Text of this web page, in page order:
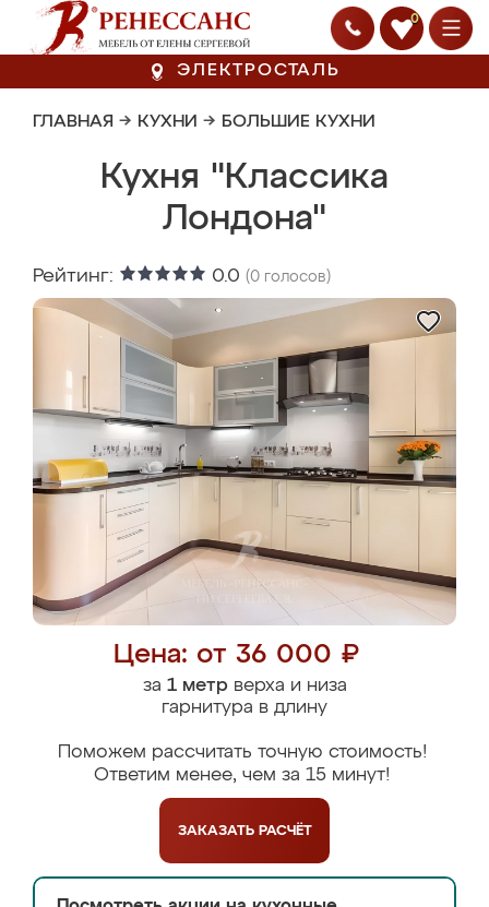
0
ЭЛЕКТРОСТАЛЬ
ГЛАВНАЯ → КУХНИ → БОЛЬШИЕ КУХНИ
Кухня "Классика
Лондона"
Рейтинг: 0.0 (0 голосов)
Цена: от 36 000 ₽
за 1 метрверха и низа
гарнитура в длину
Поможем рассчитать точную стоимость!
Ответим менее, чем за 15 минут!
ЗАКАЗАТЬ РАСЧЁТ